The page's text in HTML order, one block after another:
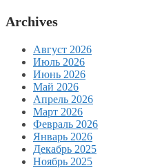
Archives
Август 2026
Июль 2026
Июнь 2026
Май 2026
Апрель 2026
Март 2026
Февраль 2026
Январь 2026
Декабрь 2025
Ноябрь 2025